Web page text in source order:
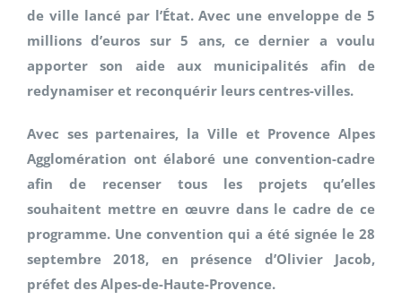
de ville lancé par l’État. Avec une enveloppe de 5
millions d’euros sur 5 ans, ce dernier a voulu
apporter son aide aux municipalités afin de
redynamiser et reconquérir leurs centres-villes.
Avec ses partenaires, la Ville et Provence Alpes
Agglomération ont élaboré une convention-cadre
afin de recenser tous les projets qu’elles
souhaitent mettre en œuvre dans le cadre de ce
programme. Une convention qui a été signée le 28
septembre 2018, en présence d’Olivier Jacob,
préfet des Alpes-de-Haute-Provence.